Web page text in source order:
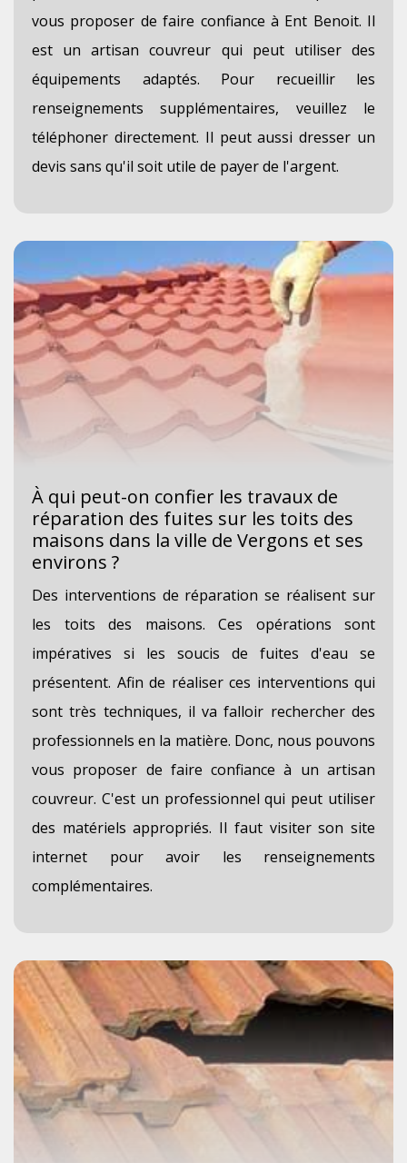
vous proposer de faire confiance à Ent Benoit. Il
est un artisan couvreur qui peut utiliser des
équipements adaptés. Pour recueillir les
renseignements supplémentaires, veuillez le
téléphoner directement. Il peut aussi dresser un
devis sans qu'il soit utile de payer de l'argent.
À qui peut-on confier les travaux de
réparation des fuites sur les toits des
maisons dans la ville de Vergons et ses
environs ?
Des interventions de réparation se réalisent sur
les toits des maisons. Ces opérations sont
impératives si les soucis de fuites d'eau se
présentent. Afin de réaliser ces interventions qui
sont très techniques, il va falloir rechercher des
professionnels en la matière. Donc, nous pouvons
vous proposer de faire confiance à un artisan
couvreur. C'est un professionnel qui peut utiliser
des matériels appropriés. Il faut visiter son site
internet pour avoir les renseignements
complémentaires.